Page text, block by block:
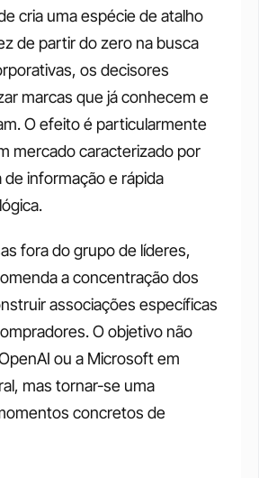
cria uma espécie de atalho
de partir do zero na busca
os decisores
marcas que já conhecem e
O efeito é particularmente
mercado caracterizado por
informação e rápida
fora do grupo de líderes,
a concentração dos
associações específicas
O objetivo não
ou a Microsoft em
mas tornar-se uma
concretos de